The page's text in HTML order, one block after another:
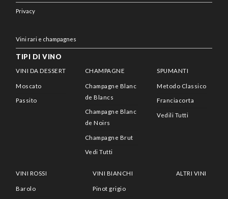
Privacy
Vini rari e champagnes
TIPI DI VINO
VINI DA DESSERT
Moscato
Passito
CHAMPAGNE
Champagne Blanc
de Blancs
Champagne Blanc
de Noirs
Champagne Brut
Vedi Tutti
SPUMANTI
Metodo Classico
Franciacorta
Vedili Tutti
VINI ROSSI
Barolo
VINI BIANCHI
Pinot grigio
ALTRI VINI